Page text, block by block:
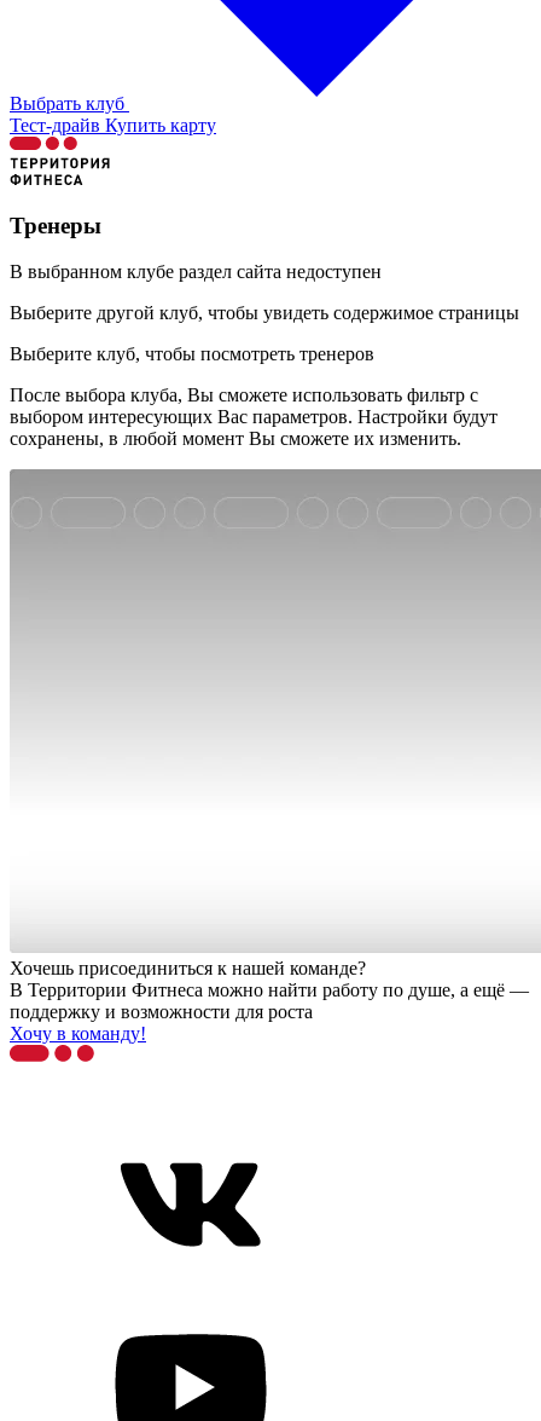
Выбрать клуб
Тест-драйв Купить карту
Тренеры
В выбранном клубе раздел сайта недоступен
Выберите другой клуб, чтобы увидеть содержимое страницы
Выберите клуб, чтобы посмотреть тренеров
После выбора клуба, Вы сможете использовать фильтр с
выбором интересующих Вас параметров. Настройки будут
сохранены, в любой момент Вы сможете их изменить.
Хочешь присоединиться к нашей команде?
В Территории Фитнеса можно найти работу по душе, а ещё —
поддержку и возможности для роста
Хочу в команду!